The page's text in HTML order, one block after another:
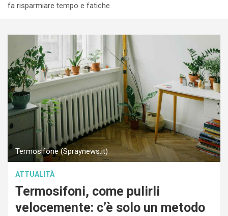
fa risparmiare tempo e fatiche
Termosifone (Spraynews.it)
ATTUALITÀ
Termosifoni, come pulirli
velocemente: c’è solo un metodo